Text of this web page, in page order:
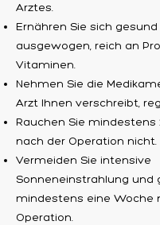
Arztes.
Ernähren Sie sich gesund
ausgewogen, reich an
Vitaminen.
Nehmen Sie die
Arzt Ihnen verschreibt,
Rauchen Sie mindestens
nach der Operation nicht.
Vermeiden Sie intensive
Sonneneinstrahlung und
mindestens eine Woche
Operation.